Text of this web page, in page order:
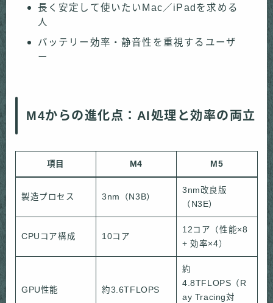
長く安定して使いたいMac／iPadを求める
人
バッテリー効率・静音性を重視するユーザ
ー
M4からの進化点：AI処理と効率の両立
項目 M4 M5
製造プロセス 3nm（N3B）
3nm改良版
（N3E）
CPUコア構成 10コア
12コア（性能×8
+ 効率×4）
GPU性能 約3.6TFLOPS
約
4.8TFLOPS（R
ay Tracing対